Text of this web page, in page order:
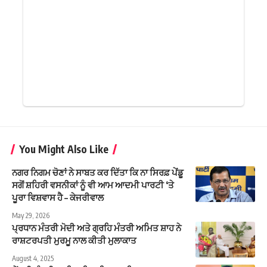
You Might Also Like
ਨਗਰ ਨਿਗਮ ਚੋਣਾਂ ਨੇ ਸਾਬਤ ਕਰ ਦਿੱਤਾ ਕਿ ਨਾ ਸਿਰਫ਼ ਪੇਂਡੂ
ਸਗੋਂ ਸ਼ਹਿਰੀ ਵਸਨੀਕਾਂ ਨੂੰ ਵੀ ਆਮ ਆਦਮੀ ਪਾਰਟੀ ‘ਤੇ
ਪੂਰਾ ਵਿਸ਼ਵਾਸ ਹੈ – ਕੇਜਰੀਵਾਲ
May 29, 2026
ਪ੍ਰਧਾਨ ਮੰਤਰੀ ਮੋਦੀ ਅਤੇ ਗ੍ਰਹਿ ਮੰਤਰੀ ਅਮਿਤ ਸ਼ਾਹ ਨੇ
ਰਾਸ਼ਟਰਪਤੀ ਮੁਰਮੂ ਨਾਲ ਕੀਤੀ ਮੁਲਾਕਾਤ
August 4, 2025